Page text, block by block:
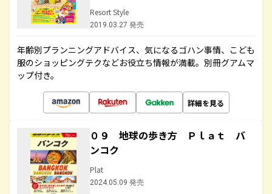
Resort Style
2019.03.27 発売
年齢別プランニングアドバイス、気になるゴハン事情、こども
服のショッピングテクなどお役立ち情報が満載。別冊グアムマ
ップ付き。
詳細を見る
０９ 地球の歩き方 Ｐｌａｔ バ
ンコク
Plat
2024.05.09 発売